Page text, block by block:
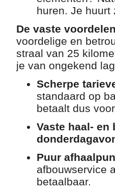
huren. Je
De vaste
voordelige en
straal van 25
je van ongekend
Scherpe
standaard op
betaalt dus
Vaste haal- en
Puur
afbouwservice
betaalbaar.